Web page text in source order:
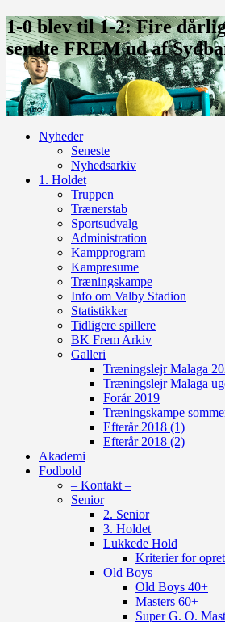
1-0 blev til 1-2: Fire
sendte FREM ud af
Nyheder
Seneste
Nyhedsarkiv
1. Holdet
Truppen
Trænerstab
Sportsudvalg
Administration
Kampprogram
Kampresume
Træningskampe
Info om Valby Stadion
Statistikker
Tidligere spillere
BK Frem Arkiv
Galleri
Træningslejr Malaga
Træningslejr Malaga
Forår 2019
Træningskampe
Efterår 2018 (1)
Efterår 2018 (2)
Akademi
Fodbold
– Kontakt –
Senior
2. Senior
3. Holdet
Lukkede Hold
Kriterier for
Old Boys
Old Boys 40+
Masters 60+
Super G. O.